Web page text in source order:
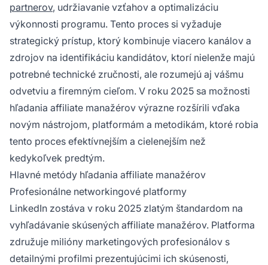
partnerov, udržiavanie vzťahov a optimalizáciu
výkonnosti programu. Tento proces si vyžaduje
strategický prístup, ktorý kombinuje viacero kanálov a
zdrojov na identifikáciu kandidátov, ktorí nielenže majú
potrebné technické zručnosti, ale rozumejú aj vášmu
odvetviu a firemným cieľom. V roku 2025 sa možnosti
hľadania affiliate manažérov výrazne rozšírili vďaka
novým nástrojom, platformám a metodikám, ktoré robia
tento proces efektívnejším a cielenejším než
kedykoľvek predtým.
Hlavné metódy hľadania affiliate manažérov
Profesionálne networkingové platformy
LinkedIn zostáva v roku 2025 zlatým štandardom na
vyhľadávanie skúsených affiliate manažérov. Platforma
združuje milióny marketingových profesionálov s
detailnými profilmi prezentujúcimi ich skúsenosti,